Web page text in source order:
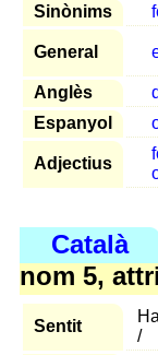
Sinònims
General
Anglès
Espanyol
Adjectius
Català
nom 5,
Sentit
/